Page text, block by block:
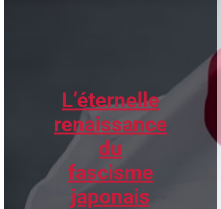
L’éternelle
renaissance
du
fascisme
japonais